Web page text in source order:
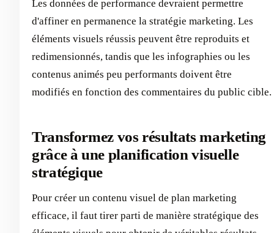
Les données de performance devraient permettre
d'affiner en permanence la stratégie marketing. Les
éléments visuels réussis peuvent être reproduits et
redimensionnés, tandis que les infographies ou les
contenus animés peu performants doivent être
modifiés en fonction des commentaires du public cible.
Transformez vos résultats marketing
grâce à une planification visuelle
stratégique
Pour créer un contenu visuel de plan marketing
efficace, il faut tirer parti de manière stratégique des